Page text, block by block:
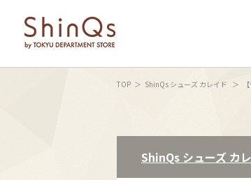
TOP ShinQs シューズ カレイド
ShinQs シューズ カ